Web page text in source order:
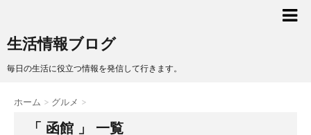
生活情報ブログ
毎日の生活に役立つ情報を発信して行きます。
ホーム > グルメ >
「 函館 」 一覧